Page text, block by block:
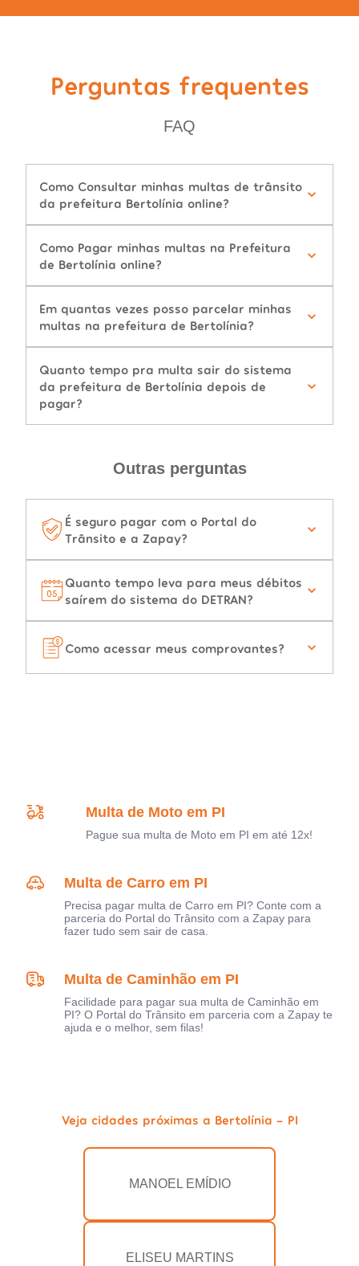
Perguntas frequentes
FAQ
Como Consultar minhas multas de trânsito
da prefeitura Bertolínia online?
Como Pagar minhas multas na Prefeitura
de Bertolínia online?
Em quantas vezes posso parcelar minhas
multas na prefeitura de Bertolínia?
Quanto tempo pra multa sair do sistema
da prefeitura de Bertolínia depois de
pagar?
Outras perguntas
É seguro pagar com o Portal do
Trânsito e a Zapay?
Quanto tempo leva para meus débitos
saírem do sistema do DETRAN?
Como acessar meus comprovantes?
Multa de Moto em PI
Pague sua multa de Moto em PI em até 12x!
Multa de Carro em PI
Precisa pagar multa de Carro em PI? Conte com a
parceria do Portal do Trânsito com a Zapay para
fazer tudo sem sair de casa.
Multa de Caminhão em PI
Facilidade para pagar sua multa de Caminhão em
PI? O Portal do Trânsito em parceria com a Zapay te
ajuda e o melhor, sem filas!
Veja cidades próximas a Bertolínia - PI
MANOEL EMÍDIO
ELISEU MARTINS